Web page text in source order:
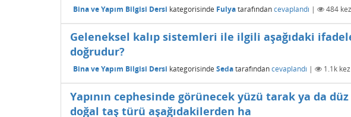
Bina ve Yapım Bilgisi Dersi kategorisinde Fulyatarafındancevaplandı | 484
Geleneksel kalıp sistemleri ile ilgili aşağıdaki
doğrudur?
Bina ve Yapım Bilgisi Dersi kategorisinde Sedatarafındancevaplandı | 1.1k
Yapının cephesinde görünecek yüzü tarak ya da
doğal taş türü aşağıdakilerden ha